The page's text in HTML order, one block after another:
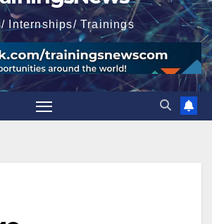
Internships/ Trainings